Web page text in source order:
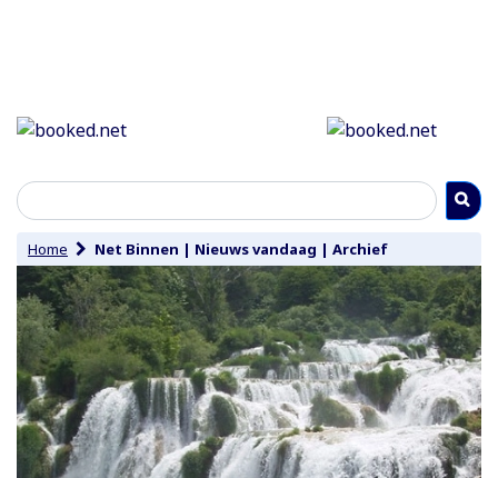
Home Net Binnen | Nieuws vandaag | Archief